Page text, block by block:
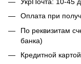
Оплата при
По реквизитам
банка)
Кредитной